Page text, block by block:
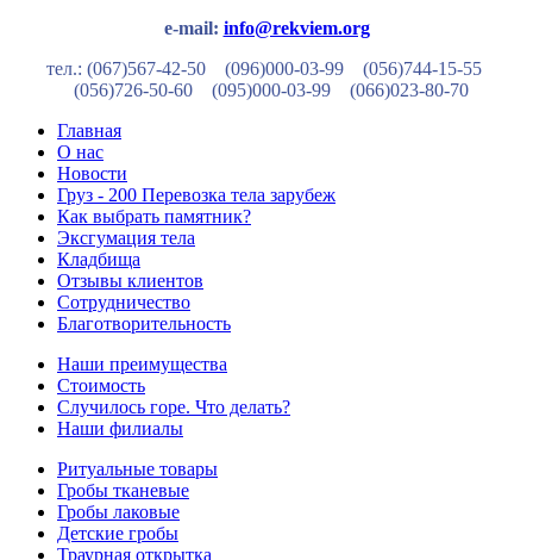
e-mail: info@rekviem.org
тел.: (067)567-42-50 (096)000-03-99
(056)744-15-55
(056)726-50-60
(095)000-03-99
(066)023-80-70
Главная
О нас
Новости
Груз - 200 Перевозка тела зарубеж
Как выбрать памятник?
Эксгумация тела
Кладбища
Отзывы клиентов
Сотрудничество
Благотворительность
Наши преимущества
Стоимость
Случилось горе. Что делать?
Наши филиалы
Ритуальные товары
Гробы тканевые
Гробы лаковые
Детские гробы
Траурная открытка